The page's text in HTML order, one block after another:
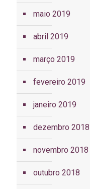
maio 2019
abril 2019
março 2019
fevereiro 2019
janeiro 2019
dezembro 2018
novembro 2018
outubro 2018